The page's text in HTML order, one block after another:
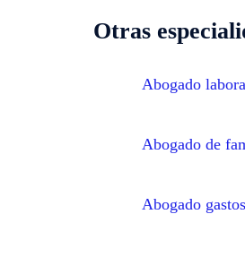
Otras
Abogado
Abogado de
Abogado